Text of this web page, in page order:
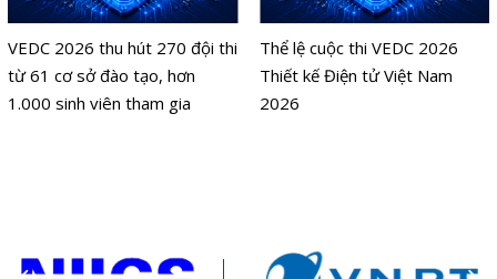
VEDC 2026 thu hút 270 đội thi
từ 61 cơ sở đào tạo, hơn
1.000 sinh viên tham gia
Thể lệ cuộc thi VEDC 2026
Thiết kế Điện tử Việt Nam
2026